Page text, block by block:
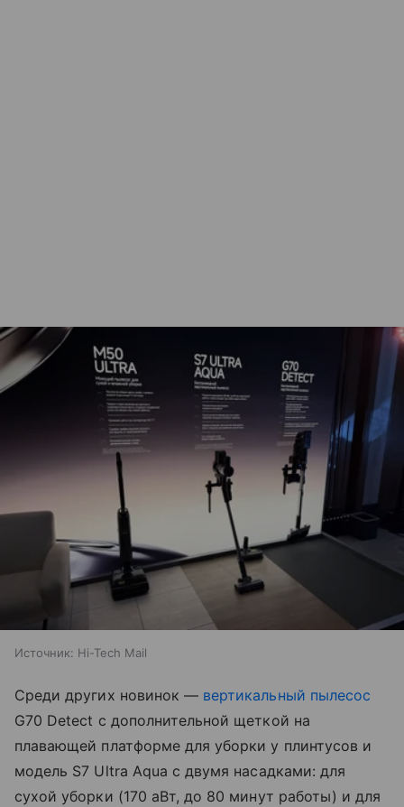
Источник: Hi-Tech Mail
Среди других новинок — вертикальный пылесос
G70 Detect с дополнительной щеткой на
плавающей платформе для уборки у плинтусов и
модель S7 Ultra Aqua с двумя насадками: для
сухой уборки (170 аВт, до 80 минут работы) и для